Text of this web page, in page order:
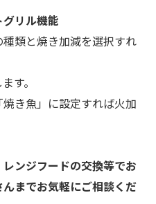
リル機能
種類と焼き加減を選択すれ
す。
き魚」に設定すれば火加
ンジフードの交換等でお
までお気軽にご相談くだ